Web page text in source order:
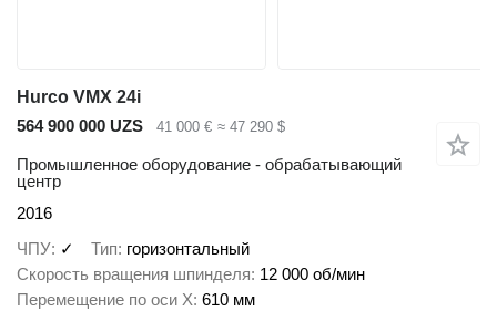
Hurco VMX 24i
564 900 000 UZS
41 000 € ≈ 47 290 $
Промышленное оборудование - обрабатывающий
центр
2016
ЧПУ ✓ Тип горизонтальный
Скорость вращения шпинделя 12 000 об/мин
Перемещение по оси X 610 мм